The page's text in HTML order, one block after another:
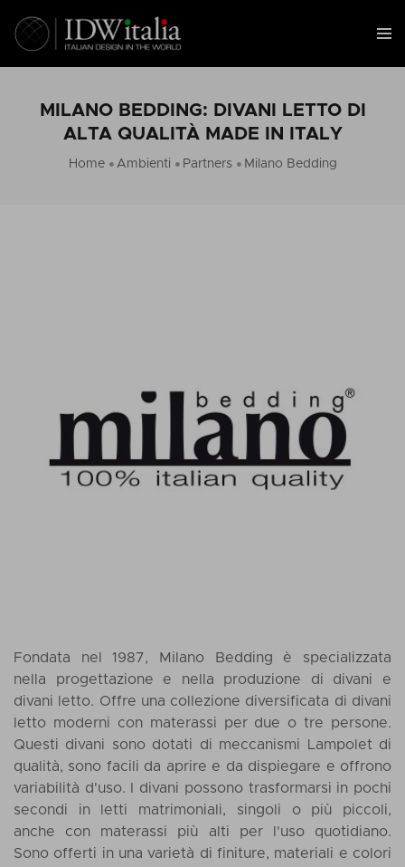
MILANO BEDDING: DIVANI LETTO DI
ALTA QUALITÀ MADE IN ITALY
Home Ambienti Partners Milano Bedding
Fondata nel 1987, Milano Bedding è specializzata
nella progettazione e nella produzione di divani e
divani letto. Offre una collezione diversificata di divani
letto moderni con materassi per due o tre persone.
Questi divani sono dotati di meccanismi Lampolet di
qualità, sono facili da aprire e da dispiegare e offrono
variabilità d'uso. I divani possono trasformarsi in pochi
secondi in letti matrimoniali, singoli o più piccoli,
anche con materassi più alti per l'uso quotidiano.
Sono offerti in una varietà di finiture, materiali e colori